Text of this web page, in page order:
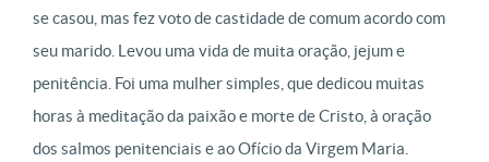
se casou, mas fez voto de castidade de comum acordo com
seu marido. Levou uma vida de muita oração, jejum e
penitência. Foi uma mulher simples, que dedicou muitas
horas à meditação da paixão e morte de Cristo, à oração
dos salmos penitenciais e ao Ofício da Virgem Maria.